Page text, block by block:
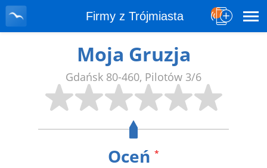
Firmy z Trójmiasta
Moja Gruzja
Gdańsk 80-460, Pilotów 3/6
Oceń *